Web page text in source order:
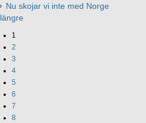
Nu skojar vi inte med Norge
längre
1
2
3
4
5
6
7
8